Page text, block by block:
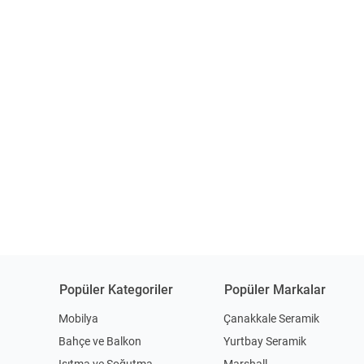
Popüler Kategoriler
Mobilya
Bahçe ve Balkon
Popüler Markalar
Çanakkale Seramik
Yurtbay Seramik